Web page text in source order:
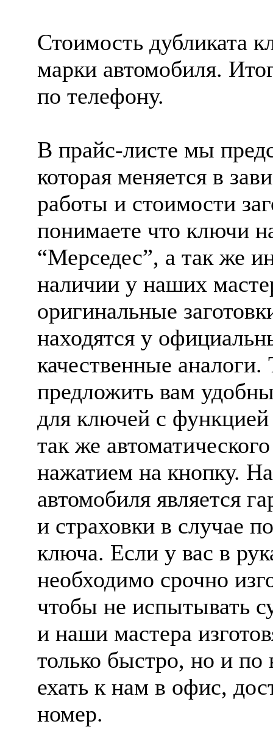
Стоимость дубликата
марки автомобиля.
по телефону.
В прайс-листе мы
которая меняется в
работы и стоимости
понимаете что ключи
“Мерседес”, а так же
наличии у наших
оригинальные
находятся у
качественные
предложить вам
для ключей с
так же
нажатием на кнопку.
автомобиля является
и страховки в случае
ключа. Если у вас в
необходимо срочно
чтобы не испытывать
и наши мастера
только быстро, но и по
ехать к нам в офис,
номер.